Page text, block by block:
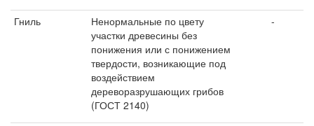
Гниль
Ненормальные по цвету
участки древесины без
понижения или с понижением
твердости, возникающие под
воздействием
дереворазрушающих грибов
(ГОСТ 2140)
-